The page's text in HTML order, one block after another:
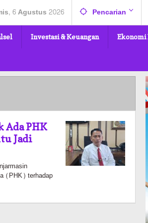
6 Agustus 2026 Pencarian
Investasi & Keuangan Ekonomi
Ada PHK
Jadi
(PHK) terhadap